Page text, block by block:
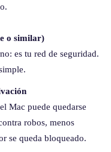
o similar)
es tu red de seguridad.
Mac puede quedarse
robos, menos
se queda bloqueado.